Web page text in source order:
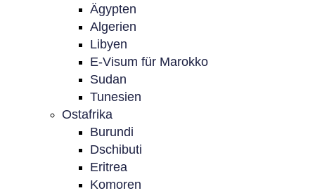
Ägypten
Algerien
Libyen
E-Visum für Marokko
Sudan
Tunesien
Ostafrika
Burundi
Dschibuti
Eritrea
Komoren